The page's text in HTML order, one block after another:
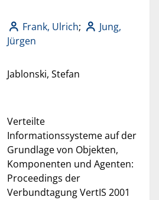
Frank, Ulrich;
Jung,
Jürgen
Jablonski, Stefan
Verteilte
Informationssysteme auf der
Grundlage von Objekten,
Komponenten und Agenten:
Proceedings der
Verbundtagung VertIS 2001